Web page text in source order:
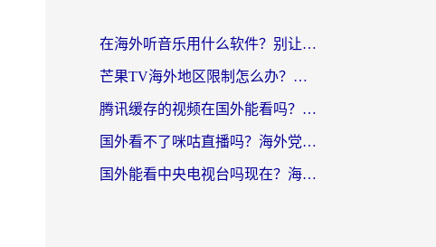
在海外听音乐用什么软件？别让地域限制断了你的华语歌单
芒果TV海外地区限制怎么办？海外党追剧看片的实用加速器选择指南
腾讯缓存的视频在国外能看吗？海外党追剧看片的终极解决方案
国外看不了咪咕直播吗？海外党追剧看片的加速器选择指南
国外能看中央电视台吗现在？海外党追剧看央视的实用指南